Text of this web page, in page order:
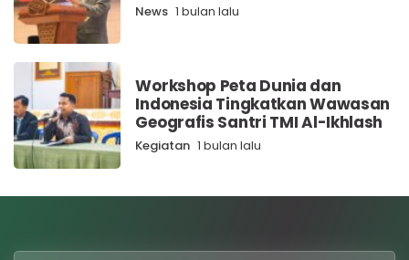
News 1 bulan lalu
Workshop Peta Dunia dan
Indonesia Tingkatkan Wawasan
Geografis Santri TMI Al-Ikhlash
Kegiatan 1 bulan lalu